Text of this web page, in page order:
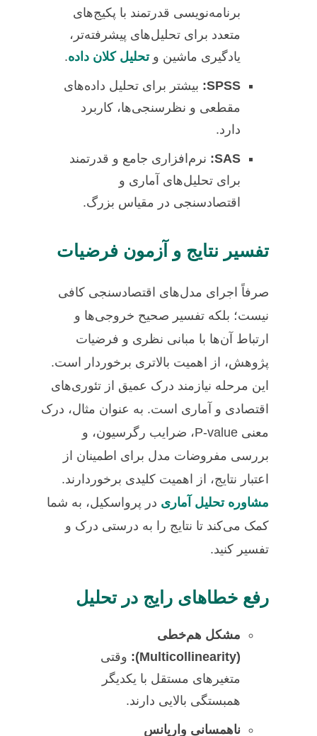
برنامه‌نویسی قدرتمند با پکیج‌های
متعدد برای تحلیل‌های پیشرفته‌تر،
یادگیری ماشین و تحلیل کلان داده .
SPSS: بیشتر برای تحلیل داده‌های
مقطعی و نظرسنجی‌ها، کاربرد
دارد.
SAS: نرم‌افزاری جامع و قدرتمند
برای تحلیل‌های آماری و
اقتصادسنجی در مقیاس بزرگ.
تفسیر نتایج و آزمون فرضیات
صرفاً اجرای مدل‌های اقتصادسنجی کافی
نیست؛ بلکه تفسیر صحیح خروجی‌ها و
ارتباط آن‌ها با مبانی نظری و فرضیات
پژوهش، از اهمیت بالاتری برخوردار است.
این مرحله نیازمند درک عمیق از تئوری‌های
اقتصادی و آماری است. به عنوان مثال، درک
معنی P-value، ضرایب رگرسیون، و
بررسی مفروضات مدل برای اطمینان از
اعتبار نتایج، از اهمیت کلیدی برخوردارند.
مشاوره تحلیل آماریدر پرواسکیل، به شما
کمک می‌کند تا نتایج را به درستی درک و
تفسیر کنید.
رفع خطاهای رایج در تحلیل
مشکل هم‌خطی
وقتی
متغیرهای مستقل با یکدیگر
همبستگی بالایی دارند.
ناهمسانی واریانس